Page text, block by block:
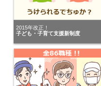
株式会社アンフィニー
が愛知県の女性にキニ
愛知県の女性が
株式会社ホットスタッフ
にキニナルを送りました
2015年改正！
子ども・子育て支援新制度